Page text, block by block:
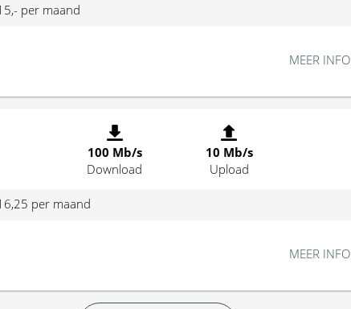
per maand
MEER INFO
100 Mb/s
Download
10 Mb/s
Upload
per maand
MEER INFO